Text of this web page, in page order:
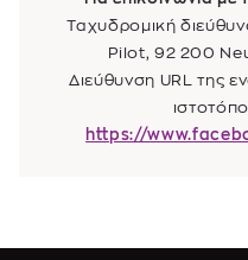
Ταχυδρομική
Pilot, 92 200
Διεύθυνση URL της
https://